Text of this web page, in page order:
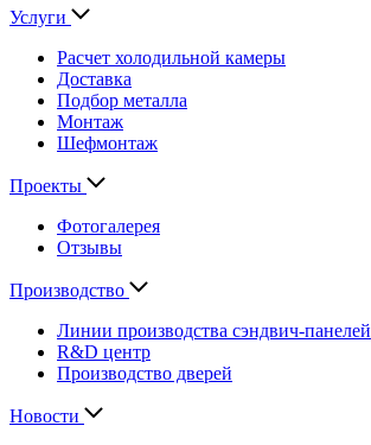
Услуги
Расчет холодильной камеры
Доставка
Подбор металла
Монтаж
Шефмонтаж
Проекты
Фотогалерея
Отзывы
Производство
Линии производства сэндвич-панелей
R&D центр
Производство дверей
Новости